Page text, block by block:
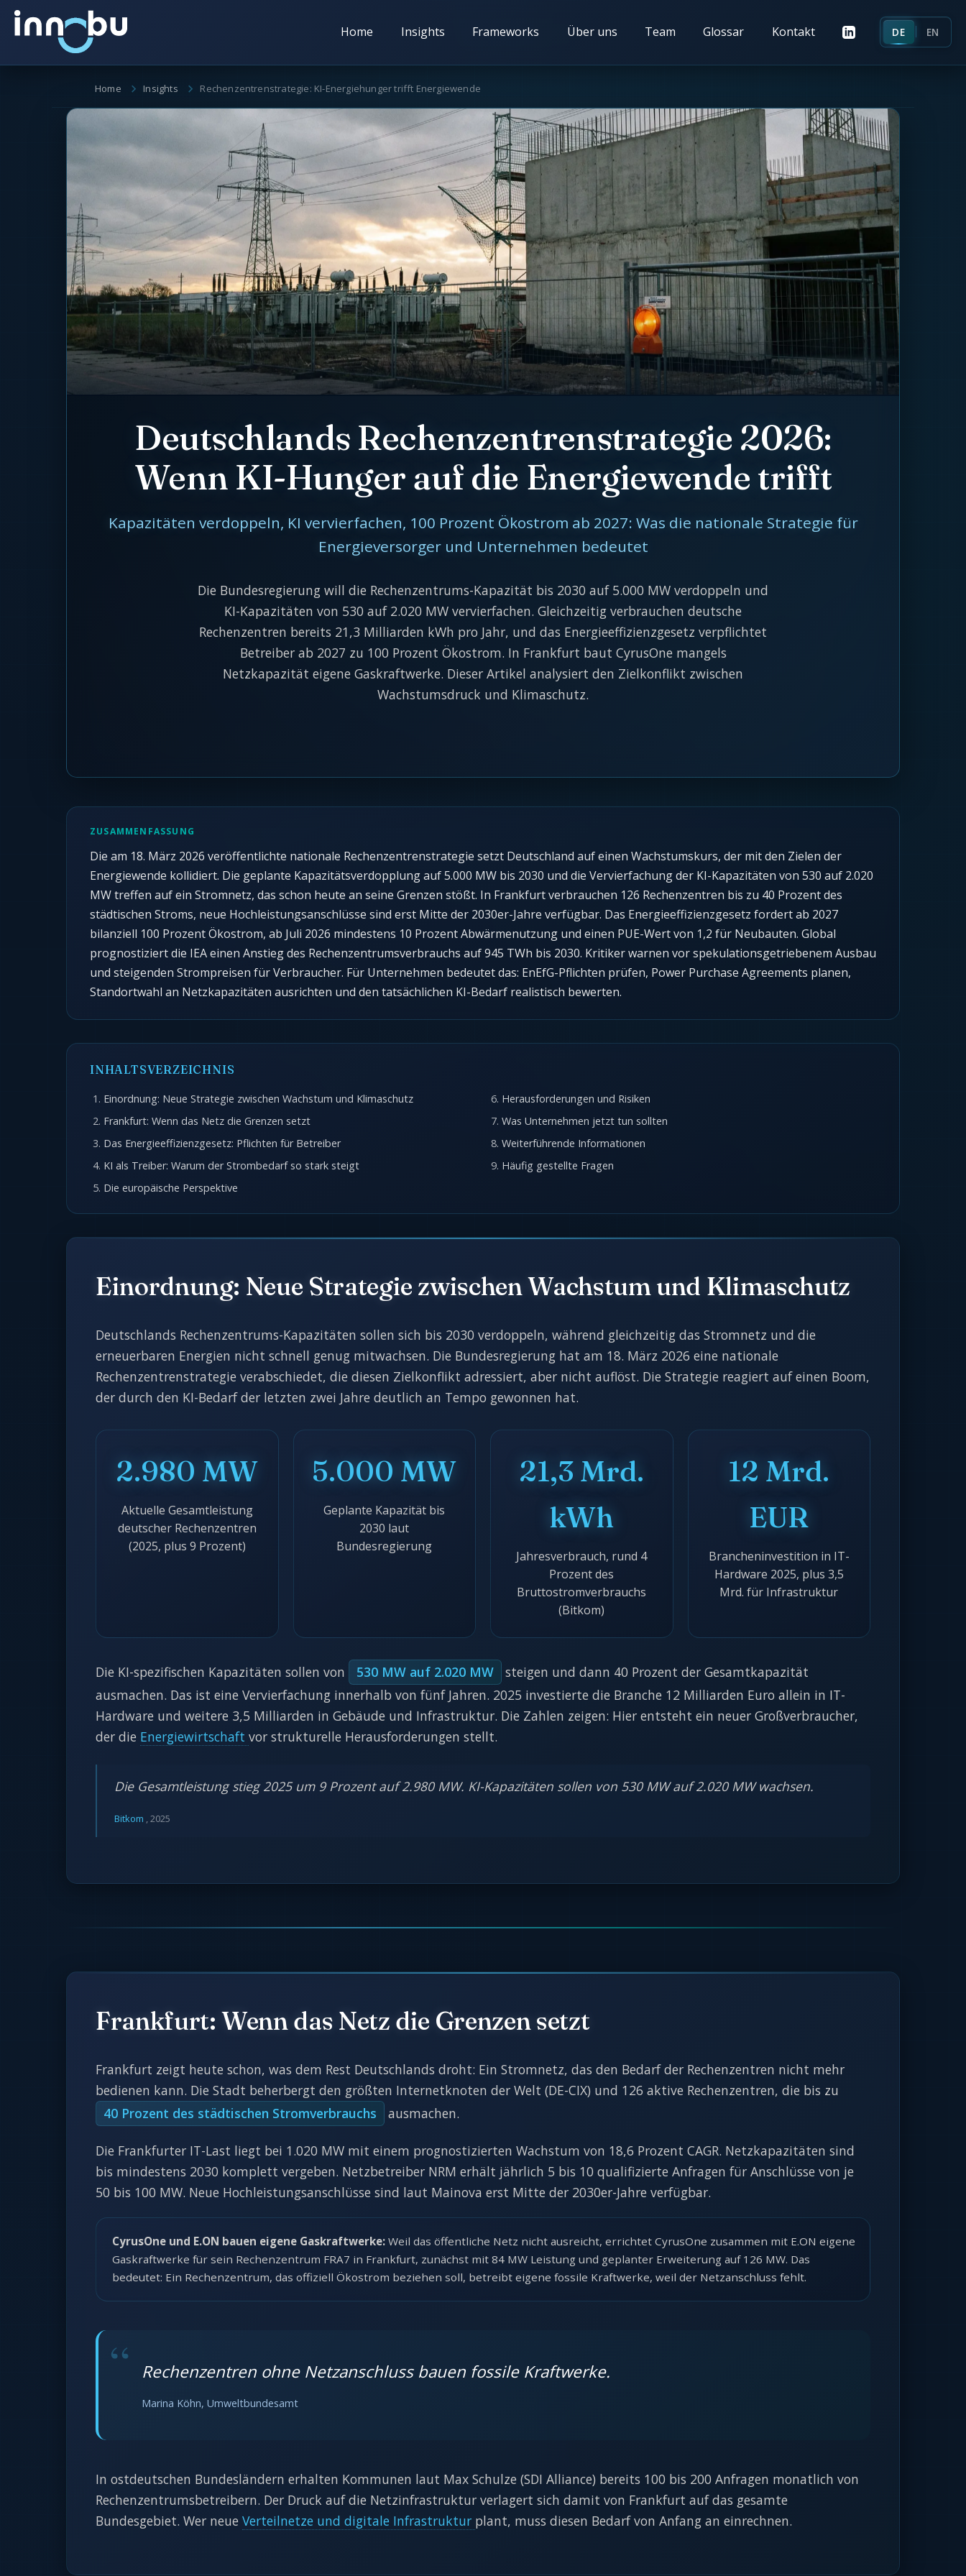
Home Insights Frameworks Über uns Team Glossar Kontakt DE EN
Home Insights Rechenzentrenstrategie: KI-Energiehunger trifft Energiewende
Deutschlands Rechenzentrenstrategie 2026:
Wenn KI-Hunger auf die Energiewende trifft
Kapazitäten verdoppeln, KI vervierfachen, 100 Prozent Ökostrom ab 2027: Was die nationale Strategie für
Energieversorger und Unternehmen bedeutet
Die Bundesregierung will die Rechenzentrums-Kapazität bis 2030 auf 5.000 MW verdoppeln und
KI-Kapazitäten von 530 auf 2.020 MW vervierfachen. Gleichzeitig verbrauchen deutsche
Rechenzentren bereits 21,3 Milliarden kWh pro Jahr, und das Energieeffizienzgesetz verpflichtet
Betreiber ab 2027 zu 100 Prozent Ökostrom. In Frankfurt baut CyrusOne mangels
Netzkapazität eigene Gaskraftwerke. Dieser Artikel analysiert den Zielkonflikt zwischen
Wachstumsdruck und Klimaschutz.
ZUSAMMENFASSUNG
Die am 18. März 2026 veröffentlichte nationale Rechenzentrenstrategie setzt Deutschland auf einen Wachstumskurs, der mit den Zielen der
Energiewende kollidiert. Die geplante Kapazitätsverdopplung auf 5.000 MW bis 2030 und die Vervierfachung der KI-Kapazitäten von 530 auf 2.020
MW treffen auf ein Stromnetz, das schon heute an seine Grenzen stößt. In Frankfurt verbrauchen 126 Rechenzentren bis zu 40 Prozent des
städtischen Stroms, neue Hochleistungsanschlüsse sind erst Mitte der 2030er-Jahre verfügbar. Das Energieeffizienzgesetz fordert ab 2027
bilanziell 100 Prozent Ökostrom, ab Juli 2026 mindestens 10 Prozent Abwärmenutzung und einen PUE-Wert von 1,2 für Neubauten. Global
prognostiziert die IEA einen Anstieg des Rechenzentrumsverbrauchs auf 945 TWh bis 2030. Kritiker warnen vor spekulationsgetriebenem Ausbau
und steigenden Strompreisen für Verbraucher. Für Unternehmen bedeutet das: EnEfG-Pflichten prüfen, Power Purchase Agreements planen,
Standortwahl an Netzkapazitäten ausrichten und den tatsächlichen KI-Bedarf realistisch bewerten.
INHALTSVERZEICHNIS
Einordnung: Neue Strategie zwischen Wachstum und Klimaschutz
Frankfurt: Wenn das Netz die Grenzen setzt
Das Energieeffizienzgesetz: Pflichten für Betreiber
KI als Treiber: Warum der Strombedarf so stark steigt
Die europäische Perspektive
Herausforderungen und Risiken
Was Unternehmen jetzt tun sollten
Weiterführende Informationen
Häufig gestellte Fragen
Einordnung: Neue Strategie zwischen Wachstum und Klimaschutz
Deutschlands Rechenzentrums-Kapazitäten sollen sich bis 2030 verdoppeln, während gleichzeitig das Stromnetz und die
erneuerbaren Energien nicht schnell genug mitwachsen. Die Bundesregierung hat am 18. März 2026 eine nationale
Rechenzentrenstrategie verabschiedet, die diesen Zielkonflikt adressiert, aber nicht auflöst. Die Strategie reagiert auf einen Boom,
der durch den KI-Bedarf der letzten zwei Jahre deutlich an Tempo gewonnen hat.
2.980 MW
Aktuelle Gesamtleistung
deutscher Rechenzentren
(2025, plus 9 Prozent)
5.000 MW
Geplante Kapazität bis
2030 laut
Bundesregierung
21,3 Mrd.
kWh
Jahresverbrauch, rund 4
Prozent des
Bruttostromverbrauchs
(Bitkom)
12 Mrd.
EUR
Brancheninvestition in IT-
Hardware 2025, plus 3,5
Mrd. für Infrastruktur
Die KI-spezifischen Kapazitäten sollen von 530 MW auf 2.020 MW
steigen und dann 40 Prozent der Gesamtkapazität
ausmachen. Das ist eine Vervierfachung innerhalb von fünf Jahren. 2025 investierte die Branche 12 Milliarden Euro allein in IT-
Hardware und weitere 3,5 Milliarden in Gebäude und Infrastruktur. Die Zahlen zeigen: Hier entsteht ein neuer Großverbraucher,
der die Energiewirtschaft vor strukturelle Herausforderungen stellt.
Die Gesamtleistung stieg 2025 um 9 Prozent auf 2.980 MW. KI-Kapazitäten sollen von 530 MW auf 2.020 MW wachsen.
Bitkom ,2025
Frankfurt: Wenn das Netz die Grenzen setzt
Frankfurt zeigt heute schon, was dem Rest Deutschlands droht: Ein Stromnetz, das den Bedarf der Rechenzentren nicht mehr
bedienen kann. Die Stadt beherbergt den größten Internetknoten der Welt (DE-CIX) und 126 aktive Rechenzentren, die bis zu
40 Prozent des städtischen Stromverbrauchs
ausmachen.
Die Frankfurter IT-Last liegt bei 1.020 MW mit einem prognostizierten Wachstum von 18,6 Prozent CAGR. Netzkapazitäten sind
bis mindestens 2030 komplett vergeben. Netzbetreiber NRM erhält jährlich 5 bis 10 qualifizierte Anfragen für Anschlüsse von je
50 bis 100 MW. Neue Hochleistungsanschlüsse sind laut Mainova erst Mitte der 2030er-Jahre verfügbar.
CyrusOne und E.ON bauen eigene Gaskraftwerke: Weil das öffentliche Netz nicht ausreicht, errichtet CyrusOne zusammen mit E.ON eigene
Gaskraftwerke für sein Rechenzentrum FRA7 in Frankfurt, zunächst mit 84 MW Leistung und geplanter Erweiterung auf 126 MW. Das
bedeutet: Ein Rechenzentrum, das offiziell Ökostrom beziehen soll, betreibt eigene fossile Kraftwerke, weil der Netzanschluss fehlt.
Rechenzentren ohne Netzanschluss bauen fossile Kraftwerke.
Marina Köhn, Umweltbundesamt
In ostdeutschen Bundesländern erhalten Kommunen laut Max Schulze (SDI Alliance) bereits 100 bis 200 Anfragen monatlich von
Rechenzentrumsbetreibern. Der Druck auf die Netzinfrastruktur verlagert sich damit von Frankfurt auf das gesamte
Bundesgebiet. Wer neue Verteilnetze und digitale Infrastruktur plant, muss diesen Bedarf von Anfang an einrechnen.